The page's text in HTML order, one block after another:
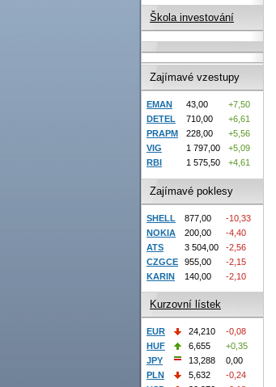
Škola investování
Zajímavé vzestupy
EMAN 43,00
+7,50
DETEL
710,00
+6,61
PRAPM
228,00
+5,56
VIG
1 797,00
+5,09
RBI
1 575,50 +4,61
Zajímavé poklesy
SHELL 877,00
-10,33
NOKIA
200,00
-4,40
ATS
3 504,00
-2,56
CZGCE
955,00
-2,15
KARIN
140,00 -2,10
Kurzovní lístek
EUR 24,210
-0,08
HUF
6,655
+0,35
JPY
13,288
0,00
PLN
5,632
-0,24